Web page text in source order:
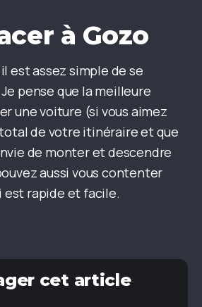
à Gozo
est assez simple de se
pense que la meilleure
une voiture (si vous aimez
de votre itinéraire et que
de monter et descendre
aussi vous contenter
rapide et facile.
cet article